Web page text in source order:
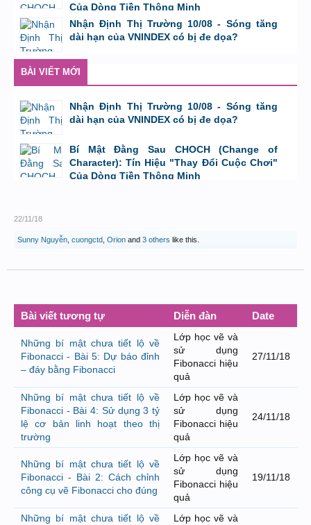
Của Dòng Tiền Thông Minh
bởi Tuấn Thành,8/8/26 lúc 11:11
Nhận Định Thị Trường 10/08 - Sóng tăng
dài hạn của VNINDEX có bị đe dọa?
BÀI VIẾT MỚI
Nhận Định Thị Trường 10/08 - Sóng tăng
dài hạn của VNINDEX có bị đe dọa?
bởi Tuấn Thành, 9/8/26 lúc 23:08
Bí Mật Đằng Sau CHOCH (Change of
Character): Tín Hiệu "Thay Đổi Cuộc Chơi"
Của Dòng Tiền Thông Minh
22/11/18
Sunny Nguyễn cuongctd Orion and 3 others like this.
Bài viết tương tự Diễn đàn Date
Những bí mật chưa tiết lộ về
Fibonacci - Bài 5: Dự báo đỉnh
– đáy bằng Fibonacci
Lớp học vẽ và
sử dụng
Fibonacci hiệu
quả
27/11/18
Những bí mật chưa tiết lộ về
Fibonacci - Bài 4: Sử dụng 3 tỷ
lệ cơ bản linh hoạt theo thị
trường
Lớp học vẽ và
sử dụng
Fibonacci hiệu
quả
24/11/18
Những bí mật chưa tiết lộ về
Fibonacci - Bài 2: Cách chỉnh
công cụ vẽ Fibonacci cho đúng
Lớp học vẽ và
sử dụng
Fibonacci hiệu
quả
19/11/18
Những bí mật chưa tiết lộ về Lớp học vẽ và